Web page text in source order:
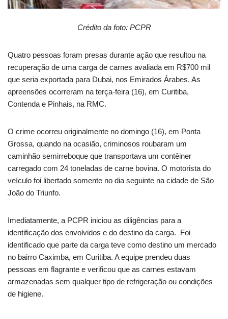
Crédito da foto: PCPR
Quatro pessoas foram presas durante ação que resultou na
recuperação de uma carga de carnes avaliada em R$700 mil
que seria exportada para Dubai, nos Emirados Árabes. As
apreensões ocorreram na terça-feira (16), em Curitiba,
Contenda e Pinhais, na RMC.
O crime ocorreu originalmente no domingo (16), em Ponta
Grossa, quando na ocasião, criminosos roubaram um
caminhão semirreboque que transportava um contêiner
carregado com 24 toneladas de carne bovina. O motorista do
veículo foi libertado somente no dia seguinte na cidade de São
João do Triunfo.
Imediatamente, a PCPR iniciou as diligências para a
identificação dos envolvidos e do destino da carga. Foi
identificado que parte da carga teve como destino um mercado
no bairro Caximba, em Curitiba. A equipe prendeu duas
pessoas em flagrante e verificou que as carnes estavam
armazenadas sem qualquer tipo de refrigeração ou condições
de higiene.